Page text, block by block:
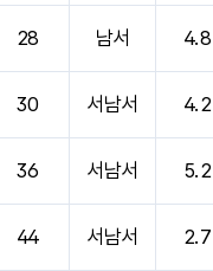
28 남서 4.8
30 서남서 4.2
36 서남서 5.2
44 서남서 2.7